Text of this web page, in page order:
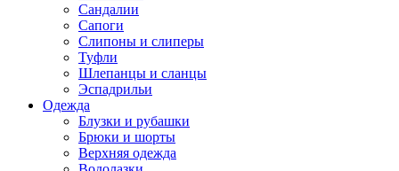
Сандалии
Сапоги
Слипоны и слиперы
Туфли
Шлепанцы и сланцы
Эспадрильи
Одежда
Блузки и рубашки
Брюки и шорты
Верхняя одежда